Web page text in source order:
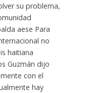
su problema,
aese Para
no
haitiana
Guzmán dijo
con el
hay